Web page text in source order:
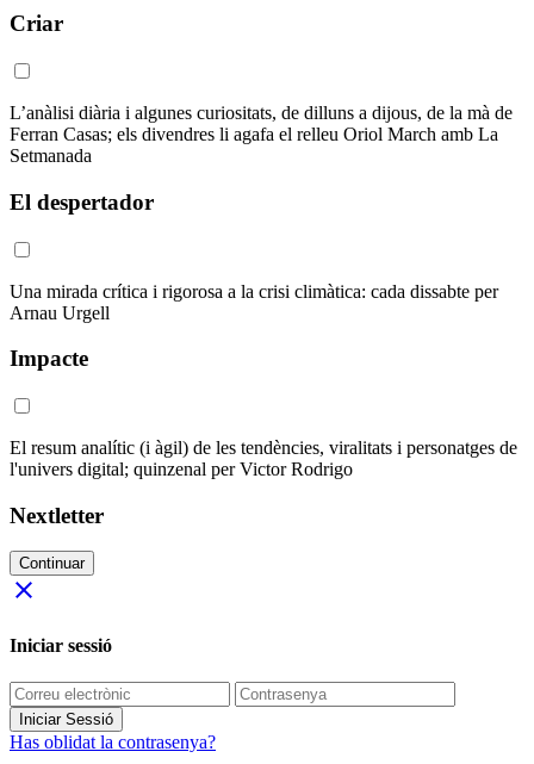
Criar
L’anàlisi diària i algunes curiositats, de dilluns a dijous, de la mà de
Ferran Casas; els divendres li agafa el relleu Oriol March amb La
Setmanada
El despertador
Una mirada crítica i rigorosa a la crisi climàtica: cada dissabte per
Arnau Urgell
Impacte
El resum analític (i àgil) de les tendències, viralitats i personatges de
l'univers digital; quinzenal per Victor Rodrigo
Nextletter
Continuar
close
Iniciar sessió
Iniciar Sessió
Has oblidat la contrasenya?